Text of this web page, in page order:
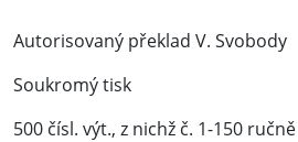
Autorisovaný překlad V. Svobody
Soukromý tisk
500 čísl. výt., z nichž č. 1-150